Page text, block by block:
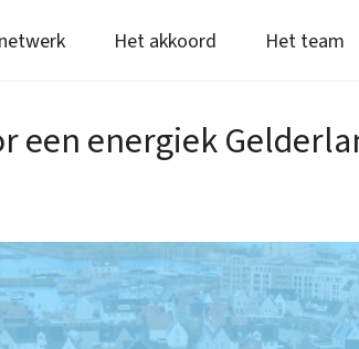
Het akkoord Het team
een energiek